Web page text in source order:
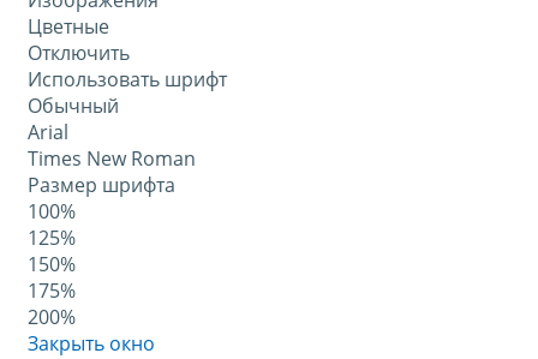
Цветные
Отключить
Использовать шрифт
Обычный
Arial
Times New Roman
Размер шрифта
100%
125%
150%
175%
200%
Закрыть окно